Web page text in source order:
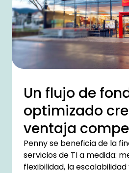
Un flujo de
optimizado
ventaja
Penny se beneficia de la
servicios de TI a medida:
flexibilidad, la